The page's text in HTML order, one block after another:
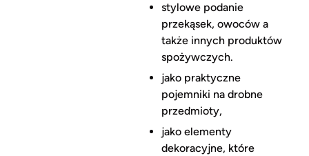
stylowe podanie
przekąsek, owoców a
także innych produktów
spożywczych.
jako praktyczne
pojemniki na drobne
przedmioty,
jako elementy
dekoracyjne, które